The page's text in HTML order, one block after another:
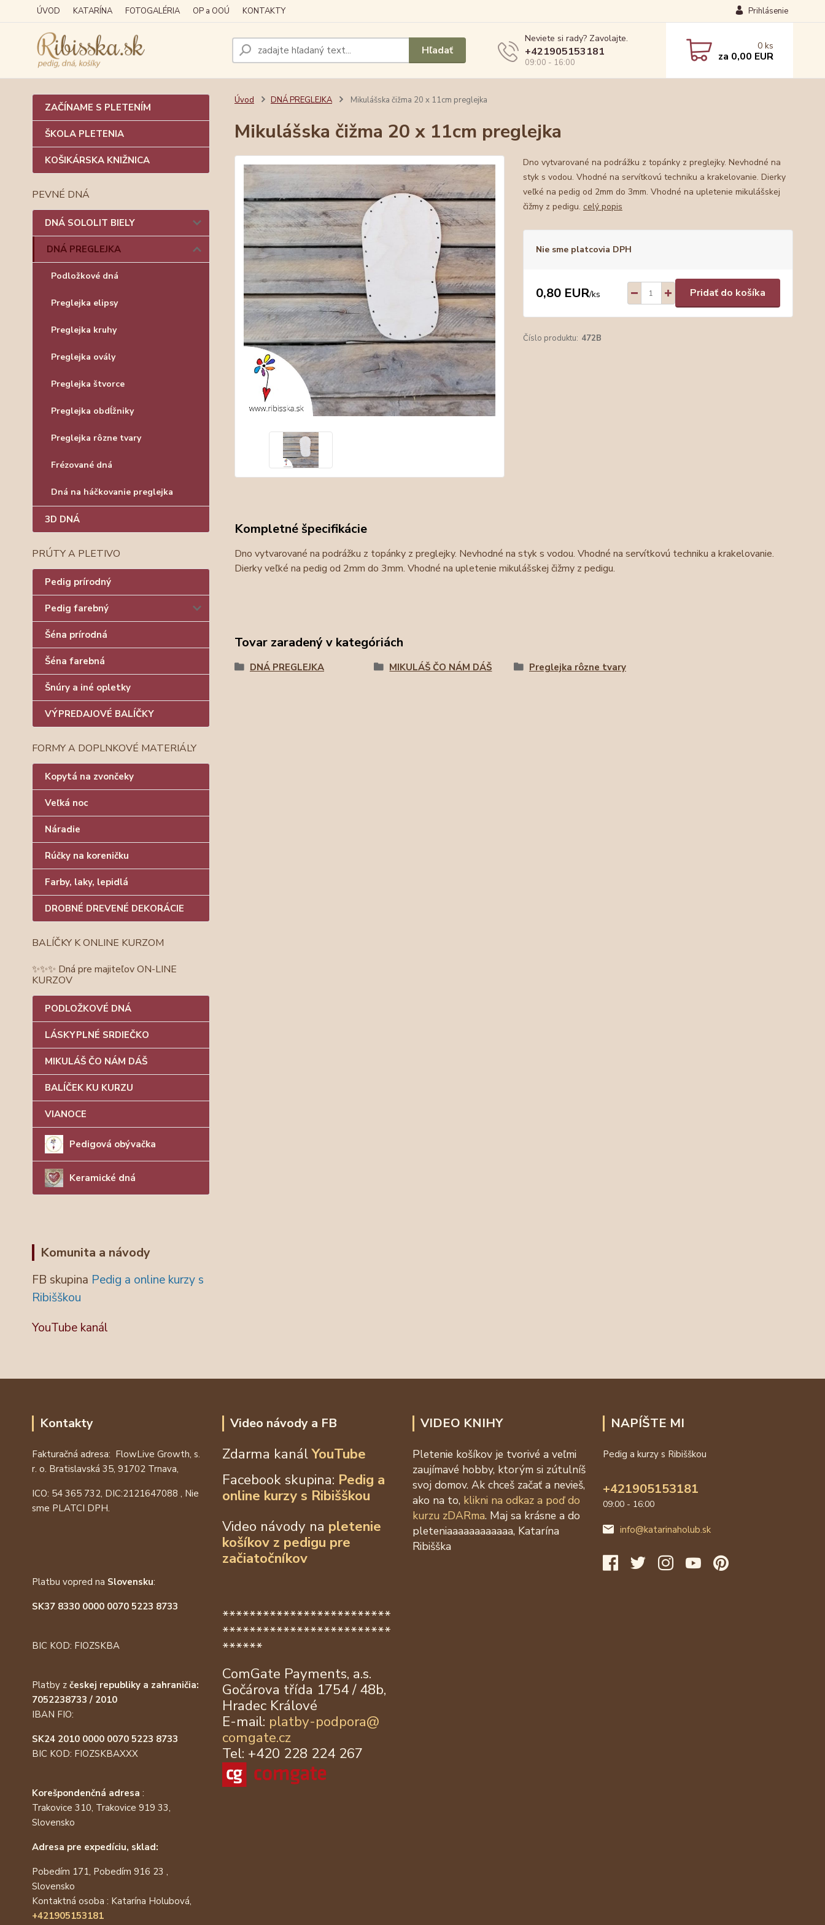
ÚVOD KATARÍNA FOTOGALÉRIA OP a OOÚ KONTAKTY Prihlásenie
Hľadať
Neviete si rady? Zavolajte.
+421905153181
09:00 - 16:00
0 ks
za 0,00 EUR
ZAČÍNAME S PLETENÍM
ŠKOLA PLETENIA
KOŠIKÁRSKA KNIŽNICA
PEVNÉ DNÁ
DNÁ SOLOLIT BIELY
DNÁ PREGLEJKA
Podložkové dná
Preglejka elipsy
Preglejka kruhy
Preglejka ovály
Preglejka štvorce
Preglejka obdĺžniky
Preglejka rôzne tvary
Frézované dná
Dná na háčkovanie preglejka
3D DNÁ
PRÚTY A PLETIVO
Pedig prírodný
Pedig farebný
Šéna prírodná
Šéna farebná
Šnúry a iné opletky
VÝPREDAJOVÉ BALÍČKY
FORMY A DOPLNKOVÉ MATERIÁLY
Kopytá na zvončeky
Veľká noc
Náradie
Rúčky na koreničku
Farby, laky, lepidlá
DROBNÉ DREVENÉ DEKORÁCIE
BALÍČKY K ONLINE KURZOM
✨✨✨ Dná pre majiteľov ON-LINE
KURZOV
PODLOŽKOVÉ DNÁ
LÁSKYPLNÉ SRDIEČKO
MIKULÁŠ ČO NÁM DÁŠ
BALÍČEK KU KURZU
VIANOCE
Pedigová obývačka
Keramické dná
Komunita a návody
FB skupina Pedig a online kurzy s
Ribišškou
YouTube kanál
Úvod DNÁ PREGLEJKA Mikulášska čižma 20 x 11cm preglejka
Mikulášska čižma 20 x 11cm preglejka
Dno vytvarované na podrážku z topánky z preglejky. Nevhodné na
styk s vodou. Vhodné na servítkovú techniku a krakelovanie. Dierky
veľké na pedig od 2mm do 3mm. Vhodné na upletenie mikulášskej
čižmy z pedigu. celý popis
Nie sme platcovia DPH
0,80 EUR/ks Pridať do košíka
Číslo produktu: 472B
Kompletné špecifikácie
Dno vytvarované na podrážku z topánky z preglejky. Nevhodné na styk s vodou. Vhodné na servítkovú techniku a krakelovanie.
Dierky veľké na pedig od 2mm do 3mm. Vhodné na upletenie mikulášskej čižmy z pedigu.
Tovar zaradený v kategóriách
DNÁ PREGLEJKA MIKULÁŠ ČO NÁM DÁŠ Preglejka rôzne tvary
Kontakty
Fakturačná adresa: FlowLive Growth, s.
r. o. Bratislavská 35, 91702 Trnava,
ICO: 54 365 732, DIC:2121647088 , Nie
sme PLATCI DPH.
Platbu vopred na Slovensku:
SK37 8330 0000 0070 5223 8733
BIC KOD: FIOZSKBA
Platby z českej republiky a zahraničia:
7052238733 / 2010
IBAN FIO:
SK24 2010 0000 0070 5223 8733
BIC KOD: FIOZSKBAXXX
Korešpondenčná adresa :
Trakovice 310, Trakovice 919 33,
Slovensko
Adresa pre expedíciu, sklad:
Pobedím 171, Pobedím 916 23 ,
Slovensko
Kontaktná osoba : Katarína Holubová,
+421905153181
Video návody a FB
Zdarma kanálYouTube
Facebook skupina: Pedig a
online kurzy s Ribišškou
Video návody na pletenie
košíkov z pedigu pre
začiatočníkov
*************************
*************************
******
ComGate Payments, a.s.
Gočárova třída 1754 / 48b,
Hradec Králové
E-mail: platby-podpora@
comgate.cz
Tel: +420 228 224 267
VIDEO KNIHY
Pletenie košíkov je tvorivé a veľmi
zaujímavé hobby, ktorým si zútulníš
svoj domov. Ak chceš začať a nevieš,
ako na to, klikni na odkaz a poď do
kurzu zDARma. Maj sa krásne a do
pleteniaaaaaaaaaaaa, Katarína
Ribišška
NAPÍŠTE MI
Pedig a kurzy s Ribišškou
+421905153181
09:00 - 16:00
info@katarinaholub.sk